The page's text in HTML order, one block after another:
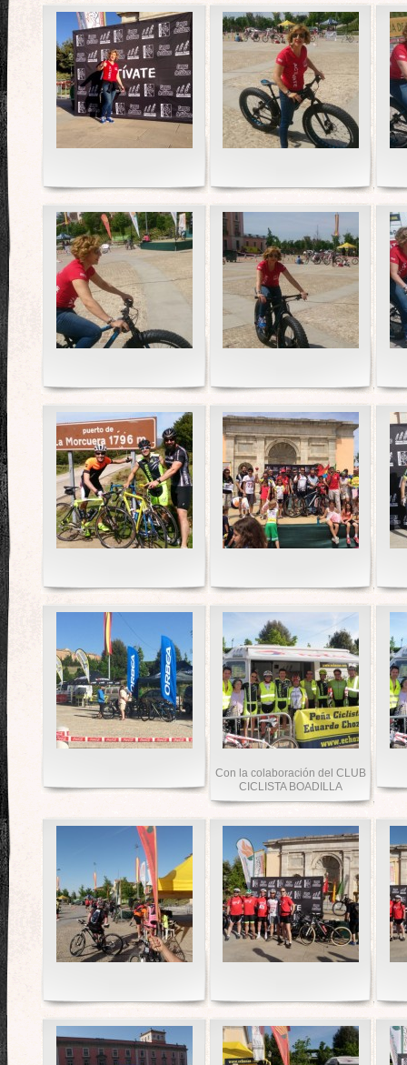
Con la colaboración del CLUB
CICLISTA BOADILLA